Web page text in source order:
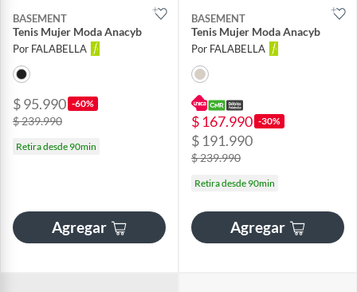
BASEMENT
Tenis Mujer Moda Anacyb
Por FALABELLA
$ 95.990 -60%
$ 239.990
Retira desde 90min
Agregar
BASEMENT
Tenis Mujer Moda Anacyb
Por FALABELLA
$ 167.990 -30%
$ 191.990
$ 239.990
Retira desde 90min
Agregar